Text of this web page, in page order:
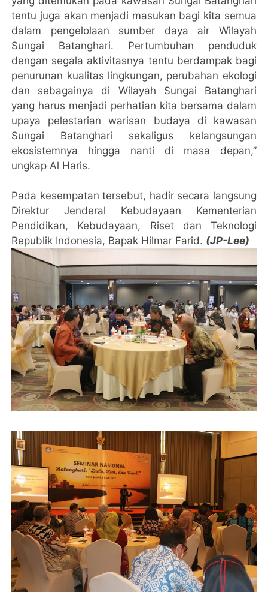
tentu juga akan menjadi masukan bagi kita semua
dalam pengelolaan sumber daya air Wilayah
Sungai Batanghari. Pertumbuhan penduduk
dengan segala aktivitasnya tentu berdampak bagi
penurunan kualitas lingkungan, perubahan ekologi
dan sebagainya di Wilayah Sungai Batanghari
yang harus menjadi perhatian kita bersama dalam
upaya pelestarian warisan budaya di kawasan
Sungai Batanghari sekaligus kelangsungan
ekosistemnya hingga nanti di masa depan,”
ungkap Al Haris.
Pada kesempatan tersebut, hadir secara langsung
Direktur Jenderal Kebudayaan Kementerian
Pendidikan, Kebudayaan, Riset dan Teknologi
Republik Indonesia, Bapak Hilmar Farid. (JP-Lee)